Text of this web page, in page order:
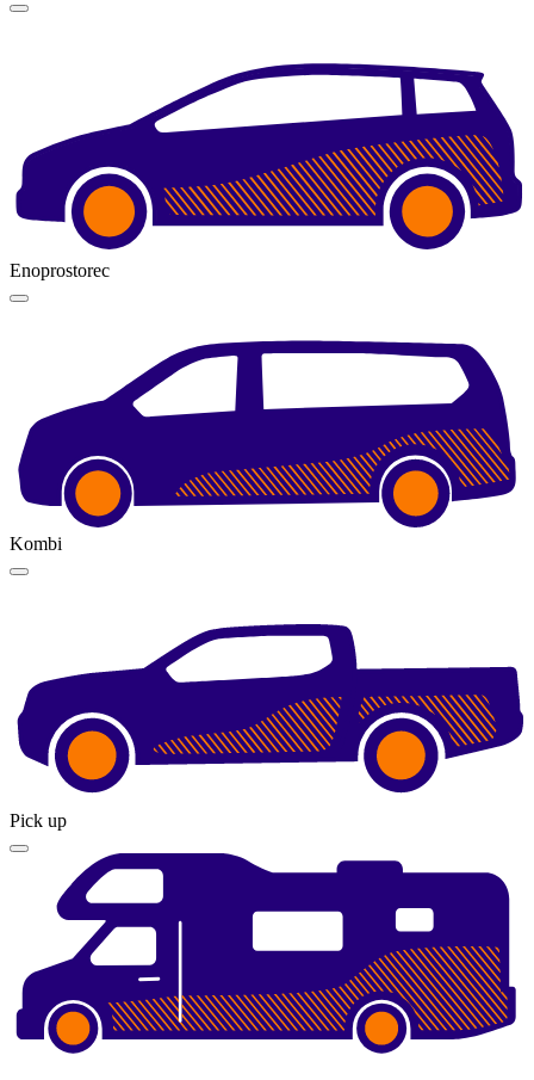
Enoprostorec
Kombi
Pick up